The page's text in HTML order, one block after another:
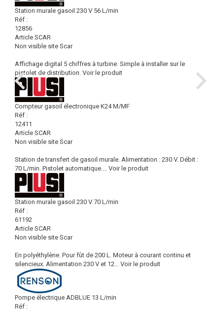
Station murale gasoil 230 V 56 L/min
Réf :
12856
Article SCAR
Non visible site Scar
Affichage digital 5 chiffres à turbine. Simple à installer sur le
pistolet de distribution. Voir le produit
Compteur gasoil électronique K24 M/MF
Réf :
12411
Article SCAR
Non visible site Scar
Station de transfert de gasoil murale. Alimentation : 230 V. Débit :
70 L/min. Pistolet automatique.... Voir le produit
Station murale gasoil 230 V 70 L/min
Réf :
61192
Article SCAR
Non visible site Scar
En polyéthylène. Pour fût de 200 L. Moteur à courant continu et
silencieux. Alimentation 230 V et 12... Voir le produit
Pompe électrique ADBLUE 13 L/min
Réf :